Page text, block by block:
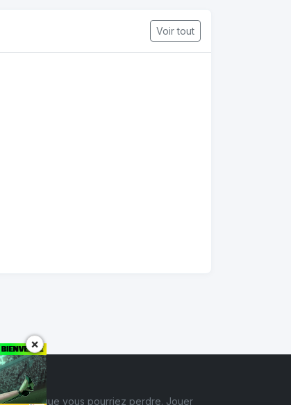
Voir tout
à ce que vous pourriez perdre. Jouer
×